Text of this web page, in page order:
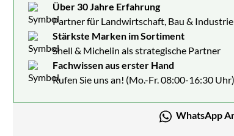
Über 30 Jahre Erfahrung
Partner für Landwirtschaft, Bau & Industrie
Stärkste Marken im Sortiment
Shell & Michelin als strategische Partner
Fachwissen aus erster Hand
Rufen Sie uns an! (Mo.-Fr. 08:00-16:30 Uhr)
WhatsApp